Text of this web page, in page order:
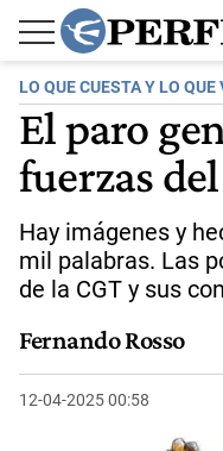
LO QUE CUESTA Y LO QUE
El paro
fuerzas
Hay imágenes y
mil palabras. Las
de la CGT y sus
Fernando Rosso
12-04-2025 00:58